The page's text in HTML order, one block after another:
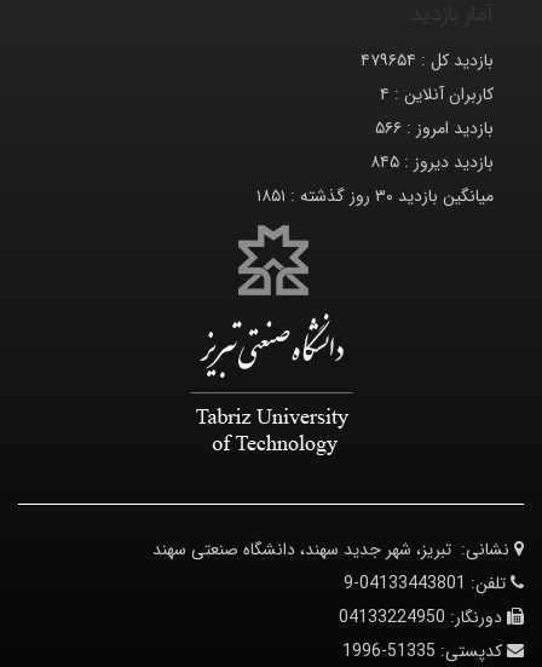
بازدید کل : ۴۷۹۶۵۴
کاربران آنلاین : ۴
بازدید امروز : ۵۶۶
بازدید دیروز : ۸۴۵
میانگین بازدید ۳۰ روز گذشته :
۱۸۵۱
نشانی: تبریز، شهر جدید سهند، دانشگاه صنعتی سهند
تلفن: 04133443801-9
دورنگار: 04133224950
کدپستی: 51335-1996